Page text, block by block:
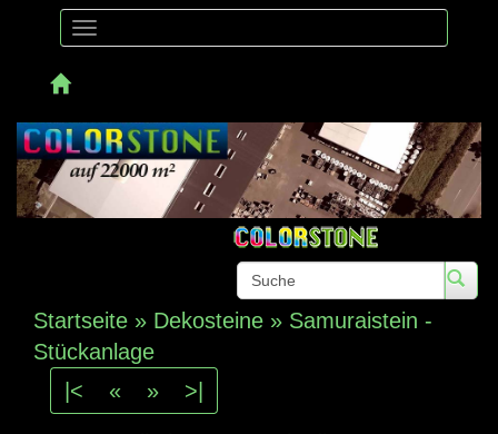
Toggle
Startseite » Dekosteine » Samuraistein -
Stückanlage
|<
« » >|